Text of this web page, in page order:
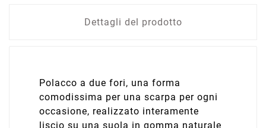
Dettagli del prodotto
Polacco a due fori, una forma
comodissima per una scarpa per ogni
occasione, realizzato interamente
liscio su una suola in gomma naturale